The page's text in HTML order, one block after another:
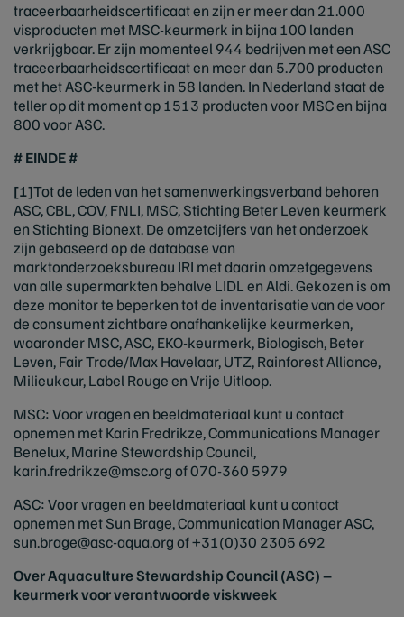
traceerbaarheidscertificaat en zijn er meer dan 21.000
visproducten met MSC-keurmerk in bijna 100 landen
verkrijgbaar. Er zijn momenteel 944 bedrijven met een ASC
traceerbaarheidscertificaat en meer dan 5.700 producten
met het ASC-keurmerk in 58 landen. In Nederland staat de
teller op dit moment op 1513 producten voor MSC en bijna
800 voor ASC.
# EINDE #
[1]Tot de leden van het samenwerkingsverband behoren
ASC, CBL, COV, FNLI, MSC, Stichting Beter Leven keurmerk
en Stichting Bionext. De omzetcijfers van het onderzoek
zijn gebaseerd op de database van
marktonderzoeksbureau IRI met daarin omzetgegevens
van alle supermarkten behalve LIDL en Aldi. Gekozen is om
deze monitor te beperken tot de inventarisatie van de voor
de consument zichtbare onafhankelijke keurmerken,
waaronder MSC, ASC, EKO-keurmerk, Biologisch, Beter
Leven, Fair Trade/Max Havelaar, UTZ, Rainforest Alliance,
Milieukeur, Label Rouge en Vrije Uitloop.
MSC: Voor vragen en beeldmateriaal kunt u contact
opnemen met Karin Fredrikze, Communications Manager
Benelux, Marine Stewardship Council,
karin.fredrikze@msc.orgof 070-360 5979
ASC: Voor vragen en beeldmateriaal kunt u contact
opnemen met Sun Brage, Communication Manager ASC,
sun.brage@asc-aqua.orgof +31(0)30 2305 692
Over Aquaculture Stewardship Council (ASC) –
keurmerk voor verantwoorde viskweek